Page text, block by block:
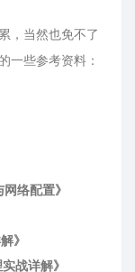
，当然也免不了
一些参考资料：
网络配置》
》
实战详解》